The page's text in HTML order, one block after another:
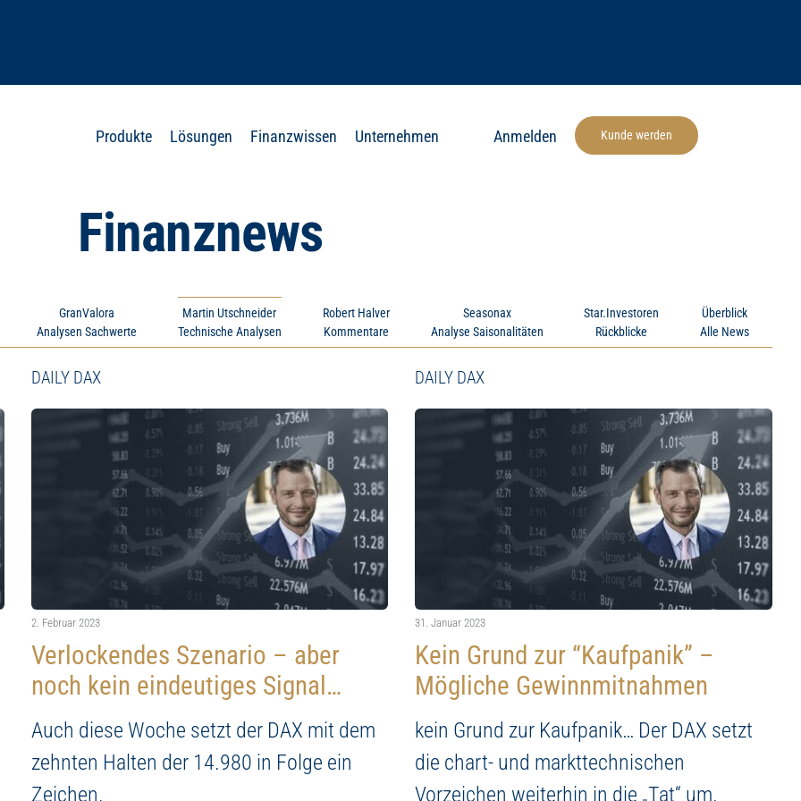
Investieren Sie ab 500€ in zwei der exklusivsten Sky-Villas in
den VAE – smarte Beteiligungsstruktur, digital und flexibel.
Produkte Lösungen Finanzwissen Unternehmen Anmelden Kunde werden
Finanznews
GranValora
Analysen Sachwerte
Martin Utschneider
Technische Analysen
Robert Halver
Kommentare
Seasonax
Analyse Saisonalitäten
Star.Investoren
Rückblicke
Überblick
Alle News
DAILY DAX
2. Februar 2023
Verlockendes Szenario – aber
noch kein eindeutiges Signal…
Auch diese Woche setzt der DAX mit dem
zehnten Halten der 14.980 in Folge ein
Zeichen.
DAILY DAX
31. Januar 2023
Kein Grund zur “Kaufpanik” –
Mögliche Gewinnmitnahmen
kein Grund zur Kaufpanik… Der DAX setzt
die chart- und markttechnischen
Vorzeichen weiterhin in die „Tat“ um.